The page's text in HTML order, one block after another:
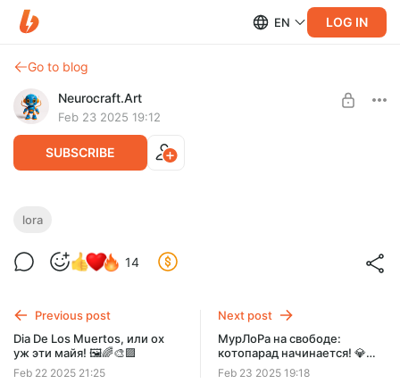
EN LOG IN
Go to blog
Neurocraft.Art
Feb 23 2025 19:12
SUBSCRIBE
LoRA SD XL (ncatys.safetensors):
строчек! 💎🖼️🌈🟪
Встречайте – МурЛоРа, специалист по котикам в стежках и
профессионал по мурчащим дизай
НЕЙРО-КРАФТЕР
lora
14
Previous post
Dia De Los Muertos, или ох
уж эти майя! 🖼️🌈🎨🟪
Feb 22 2025 21:25
Next post
МурЛоРа на свободе:
котопарад начинается! 💎🎨
🟩
Feb 23 2025 19:18